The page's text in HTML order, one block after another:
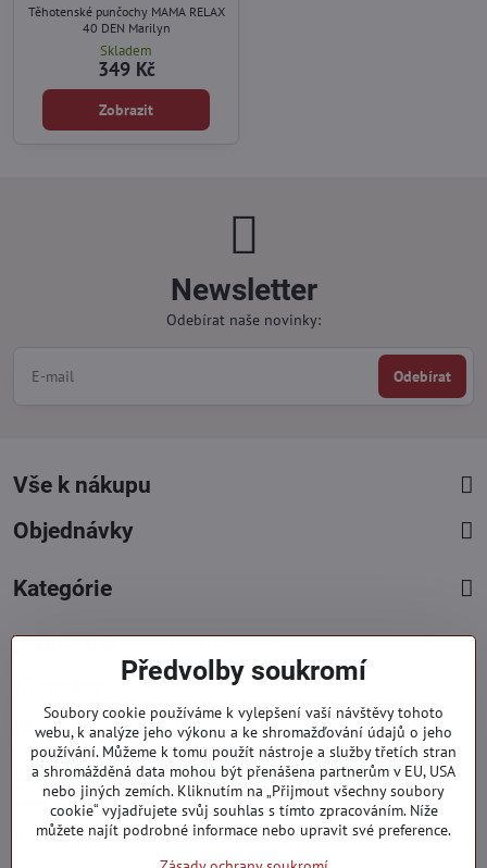
Těhotenské punčochy MAMA RELAX
40 DEN Marilyn
Skladem
349 Kč
Zobrazit
Newsletter
Odebírat naše novinky:
Odebírat
Vše k nákupu
Objednávky
Kategórie
+421 919 060 751
Pondělí - Pátek : 09:00 - 15:00 hod.
info​@everlady​.eu
Non stop ( 24/7 )
Předvolby soukromí
Soubory cookie používáme k vylepšení vaší návštěvy tohoto
webu, k analýze jeho výkonu a ke shromažďování údajů o jeho
používání. Můžeme k tomu použít nástroje a služby třetích stran
a shromážděná data mohou být přenášena partnerům v EU, USA
nebo jiných zemích. Kliknutím na „Přijmout všechny soubory
cookie“ vyjadřujete svůj souhlas s tímto zpracováním. Níže
můžete najít podrobné informace nebo upravit své preference.